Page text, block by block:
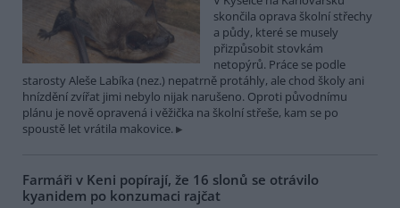
skončila oprava školní střechy
a půdy, které se musely
přizpůsobit stovkám
netopýrů. Práce se podle
starosty Aleše Labíka (nez.) nepatrně protáhly, ale chod školy ani
hnízdění zvířat jimi nebylo nijak narušeno. Oproti původnímu
plánu je nově opravená i věžička na školní střeše, kam se po
spoustě let vrátila makovice.
Farmáři v Keni popírají, že 16 slonů se otrávilo
kyanidem po konzumaci rajčat